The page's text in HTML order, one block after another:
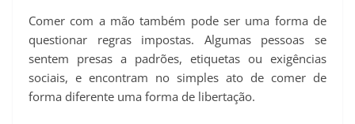
Comer com a mão também pode ser uma forma de
questionar regras impostas. Algumas pessoas se
sentem presas a padrões, etiquetas ou exigências
sociais, e encontram no simples ato de comer de
forma diferente uma forma de libertação.